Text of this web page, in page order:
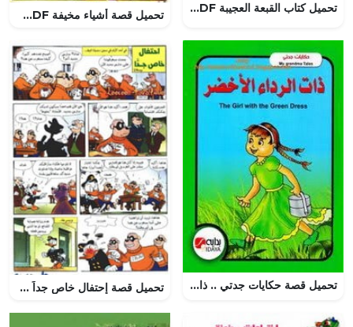
تحميل كتاب القبعة العجيبة PDF تأليف والت ديزني مجانا [كامل] تحميل قصة أشياء مخيفة PDF للكاتب مجلة ميكى
تحميل قصة حكايات جدتي .. ذات الرداء الأخضر ..بالعربية والإنجليزية PDF للكاتب محاسن جادو تحميل قصة إحتفال خاص جداً PDF للكاتب مجلة ميكى